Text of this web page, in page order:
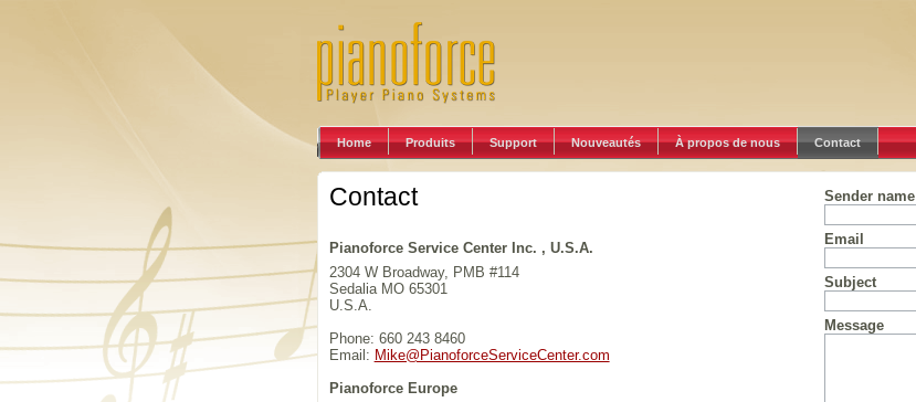
Home Produits Support Nouveautés À propos de nous Contact
Sender name
Email
Subject
Message
Contact
Pianoforce Service Center Inc. , U.S.A.
2304 W Broadway, PMB #114
Sedalia MO 65301
U.S.A.
Phone: 660 243 8460
Email: Mike@PianoforceServiceCenter.com
Pianoforce Europe